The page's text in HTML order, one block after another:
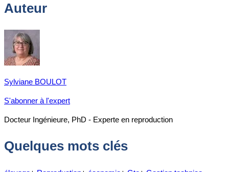
Auteur
Sylviane BOULOT
S'abonner à l'expert
Docteur Ingénieure, PhD - Experte en reproduction
Quelques mots clés